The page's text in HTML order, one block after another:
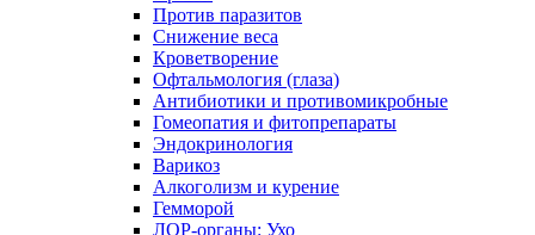
Против паразитов
Снижение веса
Кроветворение
Офтальмология (глаза)
Антибиотики и противомикробные
Гомеопатия и фитопрепараты
Эндокринология
Варикоз
Алкоголизм и курение
Гемморой
ЛОР-органы: Ухо